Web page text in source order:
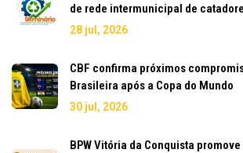
de rede intermunicipal de
28 jul, 2026
CBF confirma próximos
Brasileira após a Copa do Mundo
30 jul, 2026
BPW Vitória da Conquista